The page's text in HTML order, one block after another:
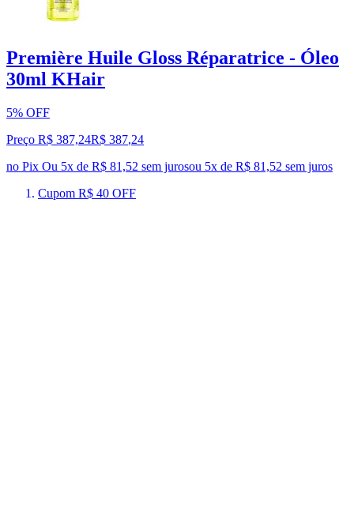
Première Huile Gloss Réparatrice - Óleo
30ml KHair
5% OFF
Preço R$ 387,24R$ 387,24
no Pix Ou 5x de R$ 81,52 sem jurosou 5x de R$ 81,52 sem juros
Cupom R$ 40 OFF